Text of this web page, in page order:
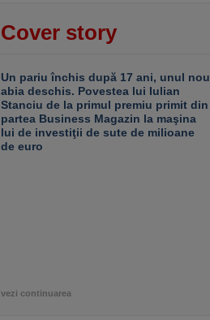
Cover story
Un pariu închis după 17 ani, unul nou
abia deschis. Povestea lui Iulian
Stanciu de la primul premiu primit din
partea Business Magazin la maşina
lui de investiţii de sute de milioane
de euro
vezi continuarea